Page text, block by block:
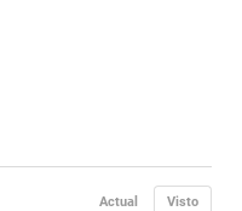
Visto
Actual